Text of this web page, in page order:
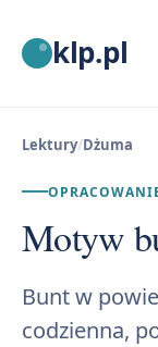
klp.pl
Lektury/Dżuma
Motyw
Bunt w
codzienna,